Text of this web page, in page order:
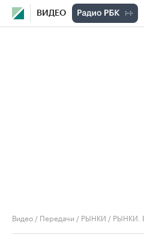
ВИДЕО
Видео / Передачи / РЫНКИ / РЫНКИ.